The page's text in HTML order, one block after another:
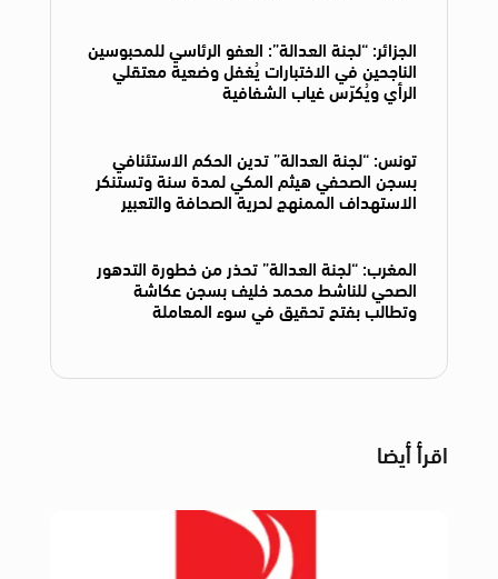
الجزائر: “لجنة العدالة”: العفو الرئاسي للمحبوسين
الناجحين في الاختبارات يُغفل وضعية معتقلي
الرأي ويُكرّس غياب الشفافية
تونس: “لجنة العدالة” تدين الحكم الاستئنافي
بسجن الصحفي هيثم المكي لمدة سنة وتستنكر
الاستهداف الممنهج لحرية الصحافة والتعبير
المغرب: “لجنة العدالة” تحذر من خطورة التدهور
الصحي للناشط محمد خليف بسجن عكاشة
وتطالب بفتح تحقيق في سوء المعاملة
اقرأ أيضا